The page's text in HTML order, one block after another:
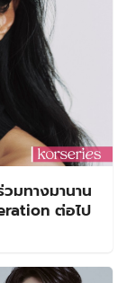
มทางมานาน
ต่อไป